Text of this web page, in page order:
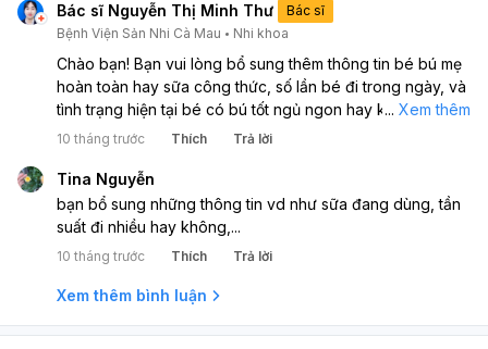
Bác sĩ Nguyễn Thị Minh Thư
Bác sĩ
Bệnh Viện Sản Nhi Cà Mau
Nhi khoa
Chào bạn! Bạn vui lòng bổ sung thêm thông tin bé bú mẹ
hoàn toàn hay sữa công thức, số lần bé đi trong ngày, và
tình trạng hiện tại bé có bú tốt ngủ ngon hay kèm ọc sữa
không ạ, để bác sỹ có thể đánh giá sát sao hơn từ đó tư
xác định khả năng bé tiêu máu do nhiễm trùng tiêu hóa,
bạn nên sớm đưa bé đi khám chuyên khoa để được thăm
khám đánh giá trực tiếp và làm thêm các cận lâm sàng
giúp xác định đúng nguyên nhận điều trị kịp thời. Đồng
thời nếu mẹ có cho con bú cần ăn uống kỹ lưỡng, kiêng
đồ tanh sống, ăn chín uống sôi, chọn nguồn thực phẩm
kiêng hải sản và thực phẩm có màu đỏ nâu để dễ theo
... Xem thêm
10 tháng trước Thích Trả lời
Tina Nguyễn
bạn bổ sung những thông tin vd như sữa đang dùng, tần
suất đi nhiều hay không,...
10 tháng trước Thích Trả lời
Xem thêm bình luận